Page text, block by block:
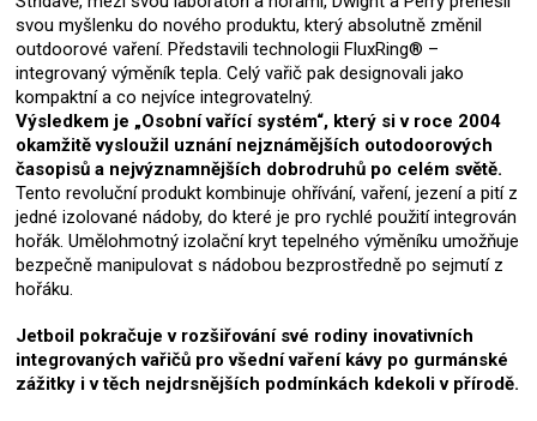
svou myšlenku do nového produktu, který absolutně změnil
outdoorové vaření. Představili technologii FluxRing® –
integrovaný výměník tepla. Celý vařič pak designovali jako
kompaktní a co nejvíce integrovatelný.
Výsledkem je „Osobní vařící systém“, který si v roce 2004
okamžitě vysloužil uznání nejznámějších outodoorových
časopisů a nejvýznamnějších dobrodruhů po celém světě.
Tento revoluční produkt kombinuje ohřívání, vaření, jezení a pití z
jedné izolované nádoby, do které je pro rychlé použití integrován
hořák. Umělohmotný izolační kryt tepelného výměníku umožňuje
bezpečně manipulovat s nádobou bezprostředně po sejmutí z
hořáku.
Jetboil pokračuje v rozšiřování své rodiny inovativních
integrovaných vařičů pro všední vaření kávy po gurmánské
zážitky i v těch nejdrsnějších podmínkách kdekoli v přírodě.